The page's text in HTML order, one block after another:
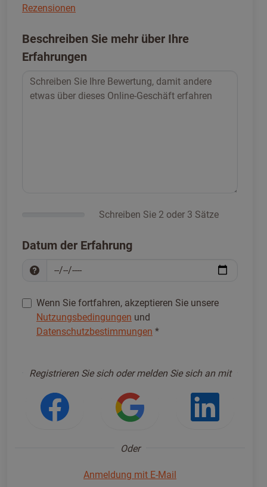
Rezensionen
Beschreiben Sie mehr über Ihre
Erfahrungen
Schreiben Sie 2 oder 3 Sätze
Datum der Erfahrung
Wenn Sie fortfahren, akzeptieren Sie unsere
Nutzungsbedingungen und
Datenschutzbestimmungen *
Registrieren Sie sich oder melden Sie sich an mit
Anmeldung mit Facebook
Anmeldung mit
Oder
Anmeldung mit E-Mail